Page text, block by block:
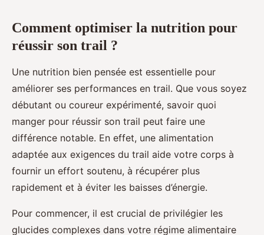
Comment optimiser la nutrition pour
réussir son trail ?
Une nutrition bien pensée est essentielle pour
améliorer ses performances en trail. Que vous soyez
débutant ou coureur expérimenté, savoir quoi
manger pour réussir son trail peut faire une
différence notable. En effet, une alimentation
adaptée aux exigences du trail aide votre corps à
fournir un effort soutenu, à récupérer plus
rapidement et à éviter les baisses d’énergie.
Pour commencer, il est crucial de privilégier les
glucides complexes dans votre régime alimentaire